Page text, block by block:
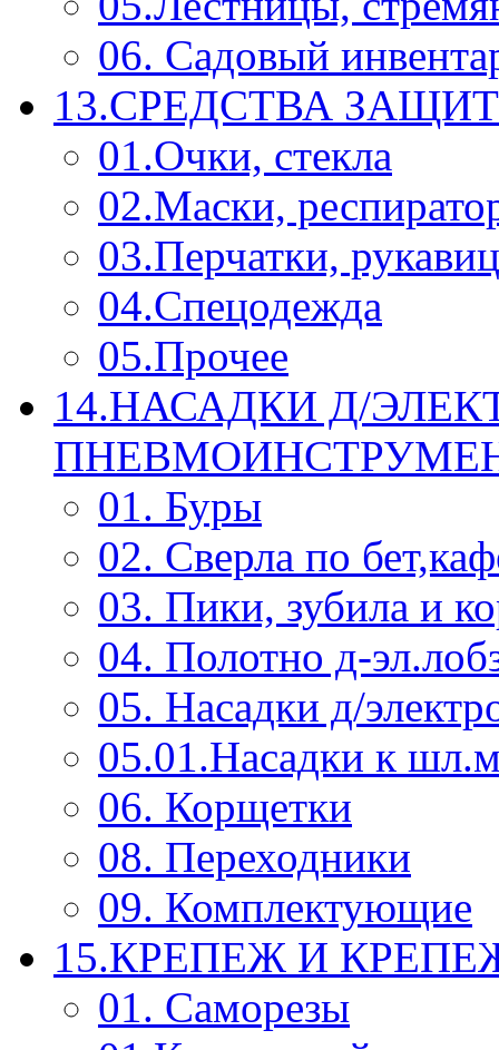
06. Садовый
13.СРЕДСТВА
01.Очки, стекла
02.Маски,
03.Перчатки,
04.Спецодежда
05.Прочее
14.НАСАДКИ Д/
01. Буры
02. Сверла по
03. Пики, зубила и
04. Полотно д-
05. Насадки д/
05.01.Насадки к
06. Корщетки
08. Переходники
09. Комплектующие
15.КРЕПЕЖ И
01. Саморезы